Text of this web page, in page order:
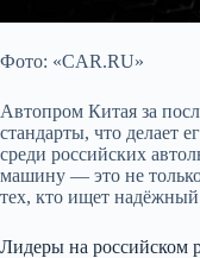
Фото: «CAR.RU»
Автопром Китая за
стандарты, что делает
среди российских
машину — это не
тех, кто ищет
Лидеры на российском